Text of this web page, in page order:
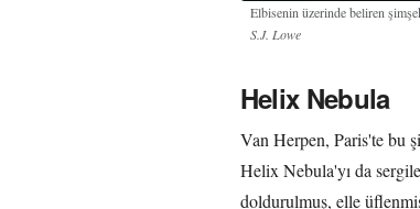
Elbisenin üzerinde beliren
S.J. Lowe
Helix Nebula
Van Herpen, Paris'te bu
Helix Nebula'yı da
doldurulmuş, elle